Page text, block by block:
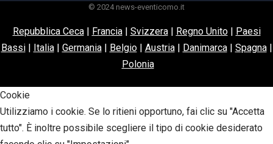
© 2024 news-eventicomo.it
Repubblica Ceca| Francia| Svizzera| Regno Unito| Paesi
Bassi| Italia| Germania| Belgio| Austria| Danimarca| Spagna|
Polonia
Cookie
Utilizziamo i cookie. Se lo ritieni opportuno, fai clic su "Accetta
tutto". È inoltre possibile scegliere il tipo di cookie desiderato